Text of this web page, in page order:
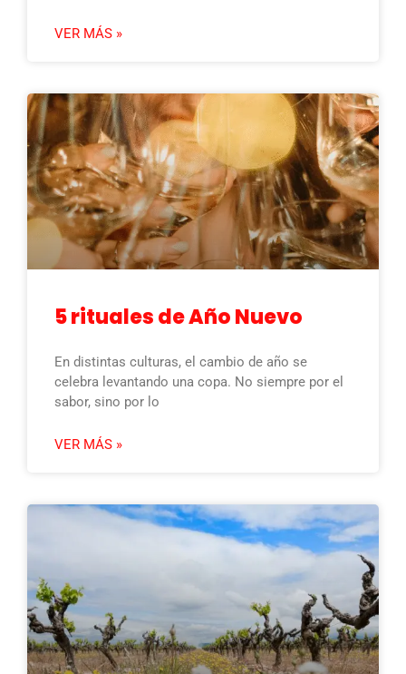
VER MÁS »
5 rituales de Año Nuevo
En distintas culturas, el cambio de año se
celebra levantando una copa. No siempre por el
sabor, sino por lo
VER MÁS »